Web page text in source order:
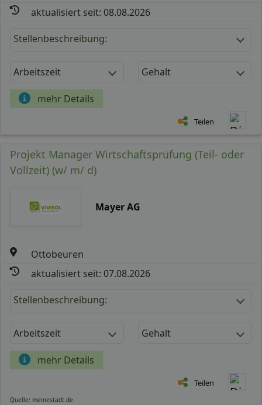
aktualisiert seit: 08.08.2026
Stellenbeschreibung:
Arbeitszeit Gehalt
mehr Details
Teilen
Projekt Manager Wirtschaftsprüfung (Teil- oder
Vollzeit) (w/ m/ d)
Mayer AG
Ottobeuren
aktualisiert seit: 07.08.2026
Stellenbeschreibung:
Arbeitszeit Gehalt
mehr Details
Teilen
Quelle: meinestadt.de